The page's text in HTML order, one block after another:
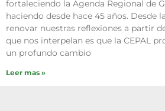
fortaleciendo la Agenda Regional de
haciendo desde hace 45 años. Desde
renovar nuestras reflexiones a partir
que nos interpelan es que la CEPAL
un profundo cambio
Leer mas »